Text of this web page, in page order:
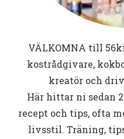
VÄLKOMNA till
kostrådgivare,
kreatör och
Här hittar ni sedan
recept och tips, ofta
livsstil. Träning,